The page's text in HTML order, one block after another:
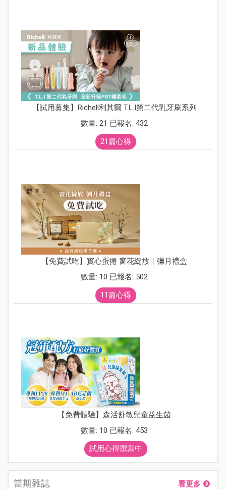
【試用募集】Richell利其爾 T.L.I第二代乳牙刷系列
數量: 21 已報名: 432
21篇心得
【免費試吃】實心蛋捲 窗花綻放｜彌月禮盒
數量: 10 已報名: 502
11篇心得
【免費體驗】森活舒敏兒童益生菌
數量: 10 已報名: 453
試用心得撰寫中
當期雜誌 看更多